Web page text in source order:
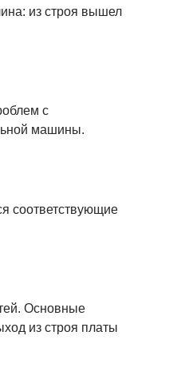
из строя вышел
с
машины.
соответствующие
Основные
из строя платы